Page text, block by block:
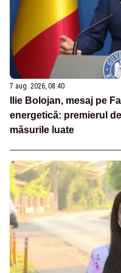
7 aug. 2026, 08:40
Ilie Bolojan, mesaj pe
energetică: premierul
măsurile luate